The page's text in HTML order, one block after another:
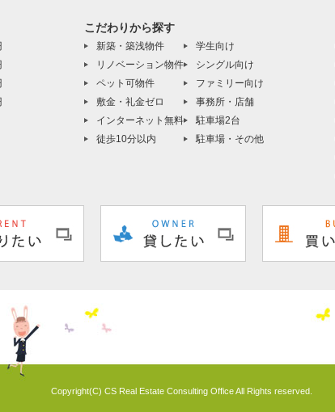
こだわりから探す
新築・築浅物件
リノベーション物件
ペット可物件
敷金・礼金ゼロ
インターネット無料
徒歩10分以内
学生向け
シングル向け
ファミリー向け
事務所・店舗
駐車場2台
駐車場・その他
Copyright(C) CS Real Estate Consulting Office All Rights reserved.